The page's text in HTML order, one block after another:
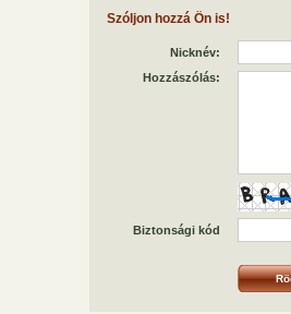
Szóljon hozzá Ön is!
Nicknév:
Hozzászólás:
Biztonsági kód